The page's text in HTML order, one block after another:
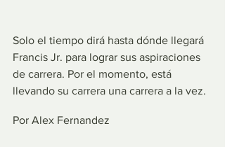
Solo el tiempo dirá hasta dónde llegará
Francis Jr. para lograr sus aspiraciones
de carrera. Por el momento, está
llevando su carrera una carrera a la vez.
Por Alex Fernandez